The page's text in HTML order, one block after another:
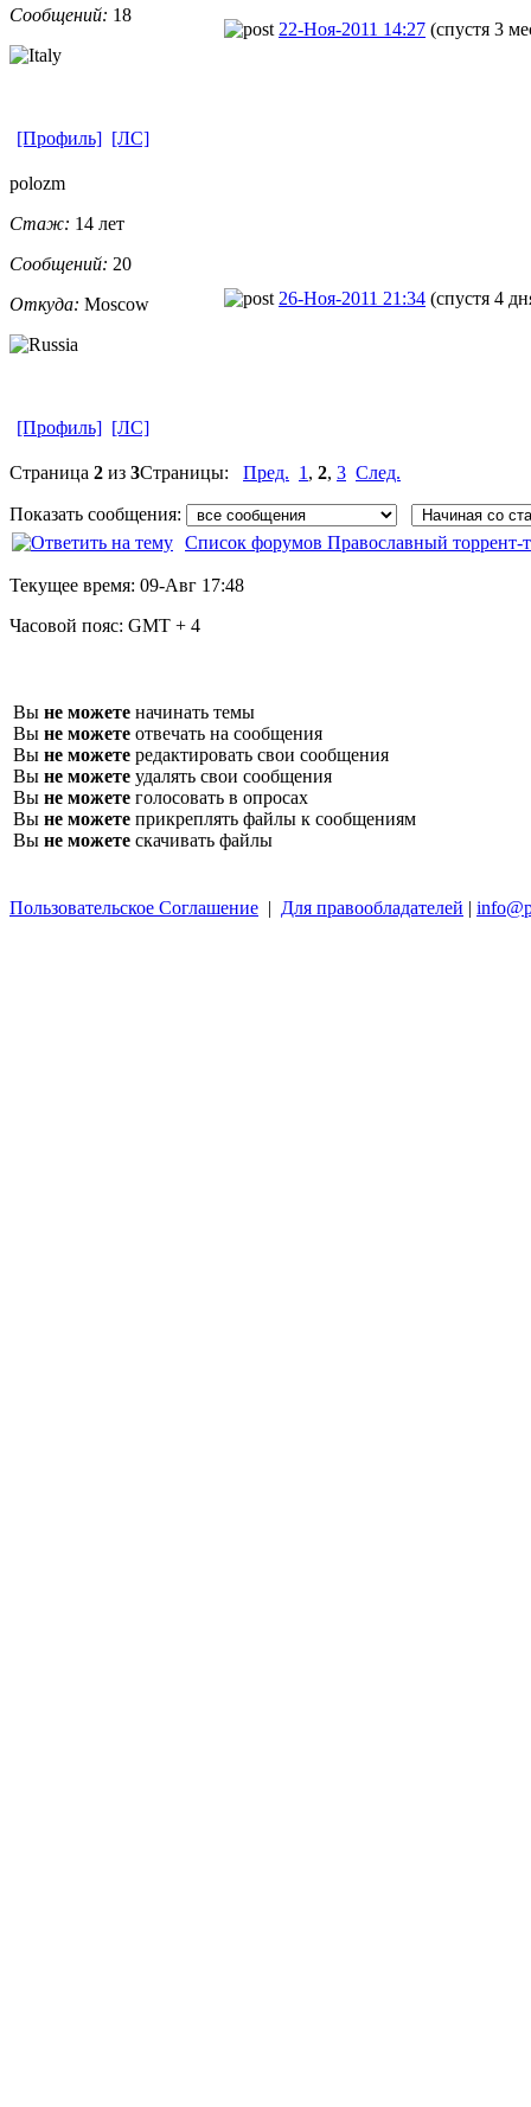
Сообщений: 18
22-Ноя-2011 14:27 (спустя 3
[Профиль] [ЛС]
polozm
Стаж: 14 лет
Сообщений: 20
Откуда: Moscow 26-Ноя-2011 21:34 (спустя 4
[Профиль] [ЛС]
Страница 2 из 3Страницы: Пред. 1 , 2, 3 След.
Показать сообщения:
Список форумов Православный торрент-
Текущее время: 09-Авг 17:48
Часовой пояс: GMT + 4
Вы не можете начинать темы
Вы не можете отвечать на сообщения
Вы не можете редактировать свои сообщения
Вы не можете удалять свои сообщения
Вы не можете голосовать в опросах
Вы не можете прикреплять файлы к сообщениям
Вы не можете скачивать файлы
Пользовательское Соглашение | Для правообладателей |